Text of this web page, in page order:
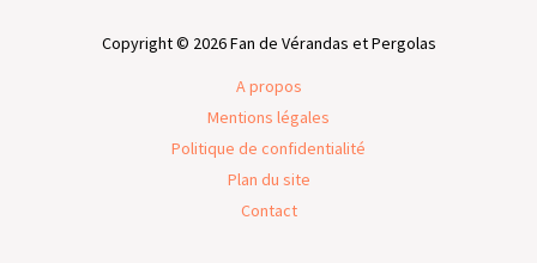
Copyright © 2026 Fan de Vérandas et Pergolas
A propos
Mentions légales
Politique de confidentialité
Plan du site
Contact